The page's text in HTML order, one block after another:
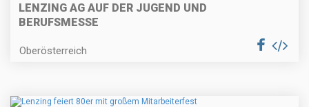
LENZING AG AUF DER JUGEND UND
BERUFSMESSE
Oberösterreich